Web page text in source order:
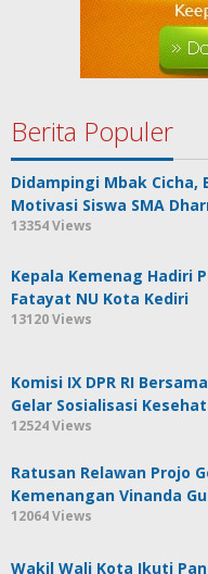
Berita Populer
Didampingi Mbak Cicha,
Motivasi Siswa SMA
13354 Views
Kepala Kemenag Hadiri
Fatayat NU Kota Kediri
13120 Views
Komisi IX DPR RI
Gelar Sosialisasi
12524 Views
Ratusan Relawan Projo
Kemenangan Vinanda
12064 Views
Wakil Wali Kota Ikuti